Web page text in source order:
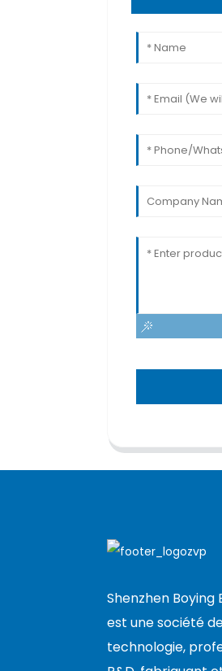
Shenzhen Boying
est une société
technologie,